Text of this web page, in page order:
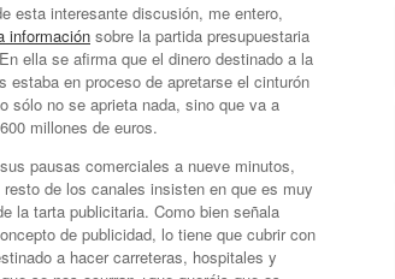
esta interesante discusión, me entero,
información sobre la partida presupuestaria
ella se afirma que el dinero destinado a la
en proceso de apretarse el cinturón
sólo no se aprieta nada, sino que va a
millones de euros.
pausas comerciales a nueve minutos,
de los canales insisten en que es muy
la tarta publicitaria. Como bien señala
de publicidad, lo tiene que cubrir con
a hacer carreteras, hospitales y